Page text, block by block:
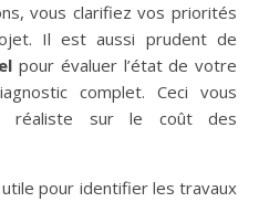
vous clarifiez vos priorités
Il est aussi prudent de
pour évaluer l’état de votre
complet. Ceci vous
réaliste sur le coût des
pour identifier les travaux